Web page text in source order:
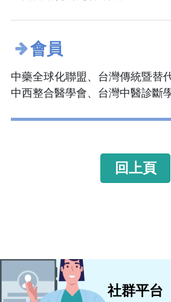
會員
中藥全球化聯盟、台灣傳統暨替
中西整合醫學會、台灣中醫診斷
回上頁
社群平台